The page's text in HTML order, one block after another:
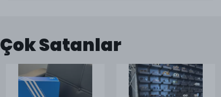
Çok Satanlar